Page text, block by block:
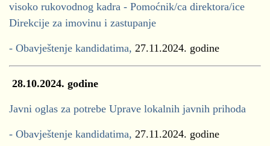
visoko rukovodnog kadra - Pomoćnik/ca direktora/ice
Direkcije za imovinu i zastupanje
- Obavještenje kandidatima, 27.11.2024. godine
28.10.2024. godine
Javni oglas za potrebe Uprave lokalnih javnih prihoda
- Obavještenje kandidatima, 27.11.2024. godine